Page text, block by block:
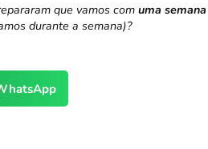
que vamos com uma
durante a semana)?